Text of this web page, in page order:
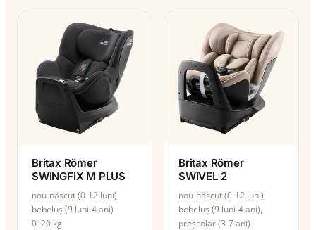
Britax Römer
SWINGFIX M PLUS
nou-născut (0-12 luni),
bebeluș (9 luni-4 ani)
0–20 kg
Britax Römer
SWIVEL 2
nou-născut (0-12 luni),
bebeluș (9 luni-4 ani),
preșcolar (3-7 ani)